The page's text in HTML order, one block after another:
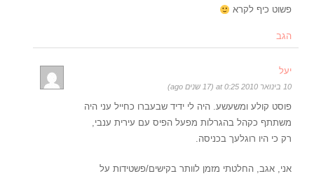
פשוט כיף לקרא
הגב
יעל
10 בינואר 2010 at 0:25 (17 שנים ago)
פוסט קולע ומשעשע. היה לי ידיד שבעברו כחייל עני היה
משתתף כקהל בהגרלות מפעל הפיס עם עירית ענבי,
רק כי היו רוגלעך בכניסה.
אני, אגב, החלטתי מזמן לוותר בקישים/פשטידות על